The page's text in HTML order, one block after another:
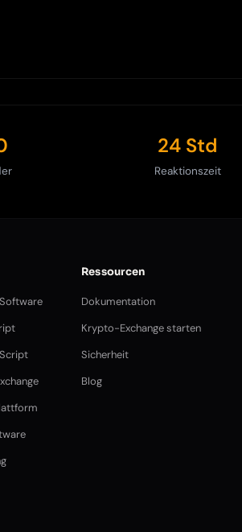
24 Std
Reaktionszeit
Ressourcen
Dokumentation
Krypto-Exchange starten
Sicherheit
Blog